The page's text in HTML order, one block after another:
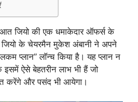
जियो की एक धमाकेदार ऑफर्स के
जियो के चेयरमैन मुकेश अंबानी ने अपने
प्लान” लॉन्च किया है। यह प्लान न
ऐसे बेहतरीन लाभ भी हैं जो
करेंगे और पसंद भी आयेगा।